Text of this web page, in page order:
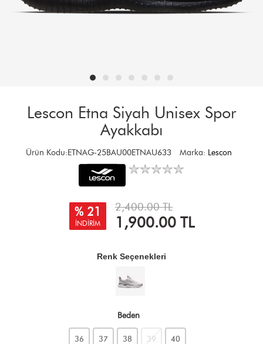
Lescon Etna Siyah Unisex Spor
Ayakkabı
Ürün Kodu:ETNAG-25BAU00ETNAU633 Marka: Lescon
% 21
İNDİRİM
2,400.00 TL
1,900.00 TL
Renk Seçenekleri
Beden
36 37 38 39 40